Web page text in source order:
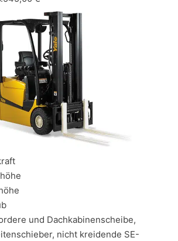
und Dachkabinenscheibe,
nicht kreidende SE-